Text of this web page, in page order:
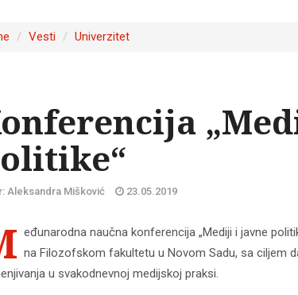
Vesti Univerzitet
Aleksandra Mišković 23.05.2019
eđunarodna naučna konferencija „Mediji i javne
na Filozofskom fakultetu u Novom Sadu, sa ciljem
u svakodnevnoj medijskoj praksi.